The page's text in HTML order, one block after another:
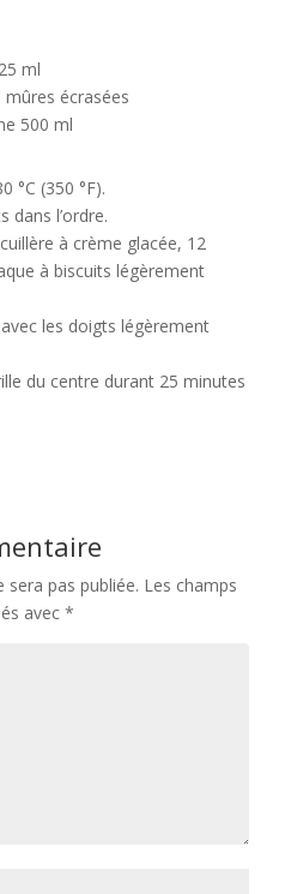
ml
écrasées
500 ml
°C (350 °F).
dans l’ordre.
à crème glacée, 12
à biscuits légèrement
les doigts légèrement
du centre durant 25 minutes
sera pas publiée. Les champs
avec *